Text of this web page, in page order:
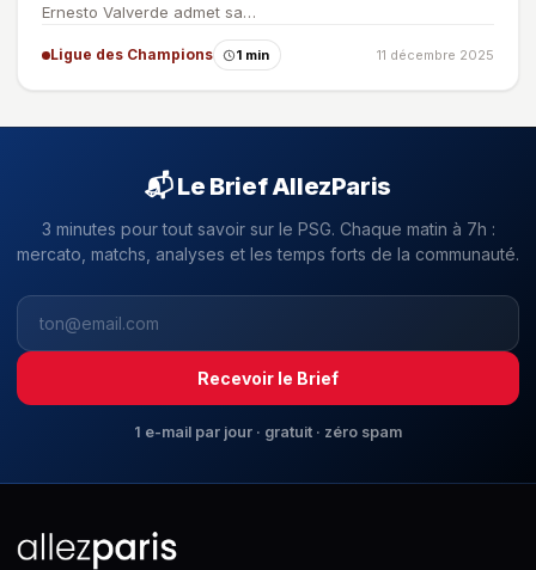
Ernesto Valverde admet sa…
Ligue des Champions 1 min 11 décembre 2025
📬 Le Brief AllezParis
3 minutes pour tout savoir sur le PSG. Chaque matin à 7h :
mercato, matchs, analyses et les temps forts de la communauté.
Recevoir le Brief
1 e-mail par jour · gratuit · zéro spam